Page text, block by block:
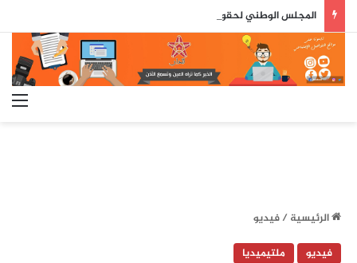
الرئيسية/فيديو
فيديو
ملتيميديا